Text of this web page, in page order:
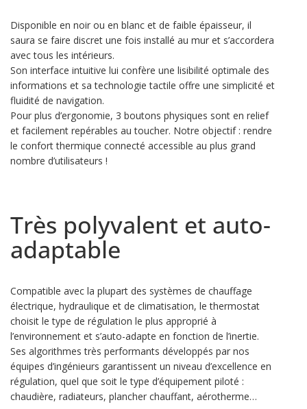
Disponible en noir ou en blanc et de faible épaisseur, il
saura se faire discret une fois installé au mur et s’accordera
avec tous les intérieurs.
Son interface intuitive lui confère une lisibilité optimale des
informations et sa technologie tactile offre une simplicité et
fluidité de navigation.
Pour plus d’ergonomie, 3 boutons physiques sont en relief
et facilement repérables au toucher. Notre objectif : rendre
le confort thermique connecté accessible au plus grand
nombre d’utilisateurs !
Très polyvalent et auto-
adaptable
Compatible avec la plupart des systèmes de chauffage
électrique, hydraulique et de climatisation, le thermostat
choisit le type de régulation le plus approprié à
l’environnement et s’auto-adapte en fonction de l’inertie.
Ses algorithmes très performants développés par nos
équipes d’ingénieurs garantissent un niveau d’excellence en
régulation, quel que soit le type d’équipement piloté :
chaudière, radiateurs, plancher chauffant, aérotherme…